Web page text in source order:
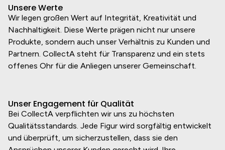
Unsere Werte
Wir legen großen Wert auf Integrität, Kreativität und
Nachhaltigkeit. Diese Werte prägen nicht nur unsere
Produkte, sondern auch unser Verhältnis zu Kunden und
Partnern. CollectA steht für Transparenz und ein stets
offenes Ohr für die Anliegen unserer Gemeinschaft.
Unser Engagement für Qualität
Bei CollectA verpflichten wir uns zu höchsten
Qualitätsstandards. Jede Figur wird sorgfältig entwickelt
und überprüft, um sicherzustellen, dass sie den